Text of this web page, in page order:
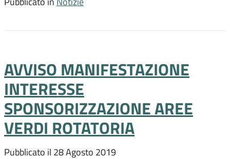
AVVISO MANIFESTAZIONE
INTERESSE
SPONSORIZZAZIONE AREE
VERDI ROTATORIA
Pubblicato il 28 Agosto 2019